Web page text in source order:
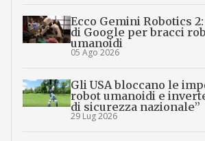
Ecco Gemini Robotics
di Google per bracci
umanoidi
05 Ago 2026
Gli USA bloccano le
robot umanoidi e
di sicurezza nazionale”
29 Lug 2026